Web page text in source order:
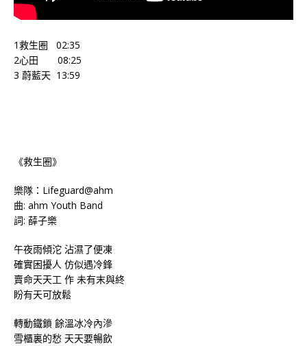
1救生圈 02:35
2心田 08:25
3 蔚藍天 13:59
《救生圈》
樂隊：Lifeguard@ahm
曲: ahm Youth Band
詞: 薛子樂
午夜雨傾沱 沾濕了便凍
確實困擾人 仿似遇冷鋒
賣命天天工 作 未有末與終
盼有天可放鬆
轉動鐵鎖 餘溫冰冷內滲
雪櫃裏的愁 天天要暢飲